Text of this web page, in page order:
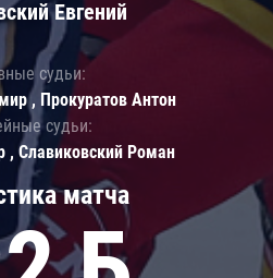
матча
Евгений
судьи:
, Прокуратов Антон
судьи:
, Славиковский Роман